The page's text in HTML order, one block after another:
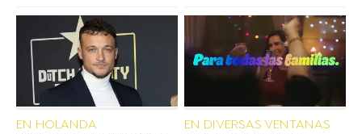
EN HOLANDA EN DIVERSAS VENTANAS